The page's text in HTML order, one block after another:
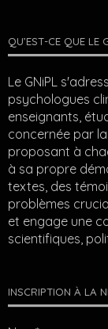
QU’EST-CE QUE LE
Le GNiPL
psychologues
enseignants,
concernée par
proposant à
à sa propre
textes, des
problèmes
et engage une
scientifiques,
INSCRIPTION À LA